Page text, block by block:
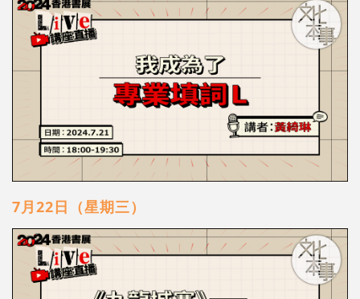
7月22日（星期三）